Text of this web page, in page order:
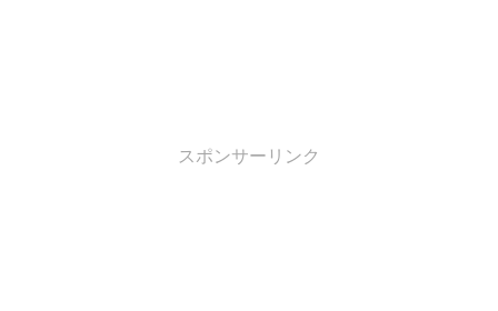
スポンサーリンク